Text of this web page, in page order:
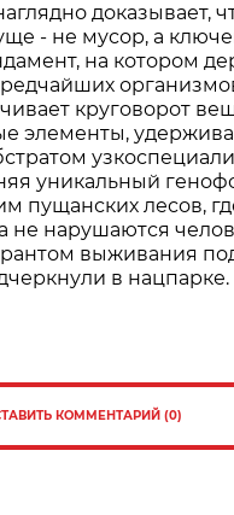
доказывает,
- не мусор, а
на котором
круговорот
элементы,
уникальный
пущанских лесов,
не нарушаются
выживания
в нацпарке.
КОММЕНТАРИЙ (0)